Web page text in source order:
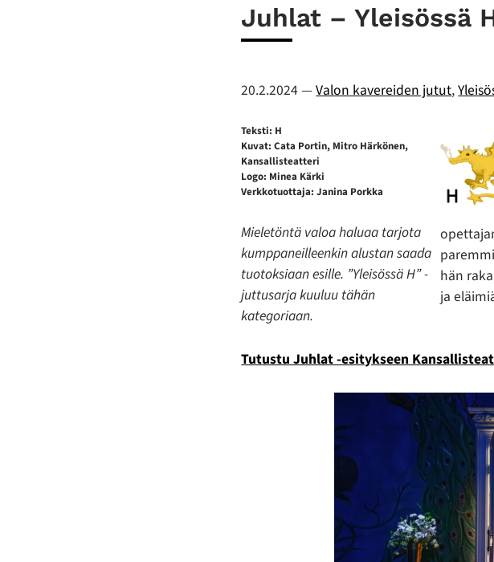
Juhlat – Yleisössä
20.2.2024—Valon kavereiden jutut,
Teksti: H
Kuvat: Cata Portin, Mitro Härkönen,
Kansallisteatteri
Logo: Minea Kärki
Verkkotuottaja: Janina Porkka
Mieletöntä valoa haluaa tarjota
kumppaneilleenkin alustan saada
tuotoksiaan esille. ”Yleisössä H” -
juttusarja kuuluu tähän
kategoriaan.
hän
ja
Tutustu Juhlat -esitykseen